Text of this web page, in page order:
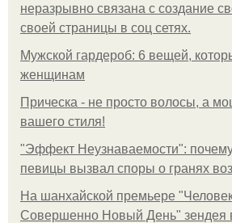
неразрывно связана с создание
своей страницы в соц сетях.
Мужской гардероб: 6 вещей,
женщинам
Прическа - не просто волосы, а
вашего стиля!
"Эффект Неузнаваемости":
певицы вызвал споры о гранях
На шанхайской премьере
Совершенно Новый День" зендея